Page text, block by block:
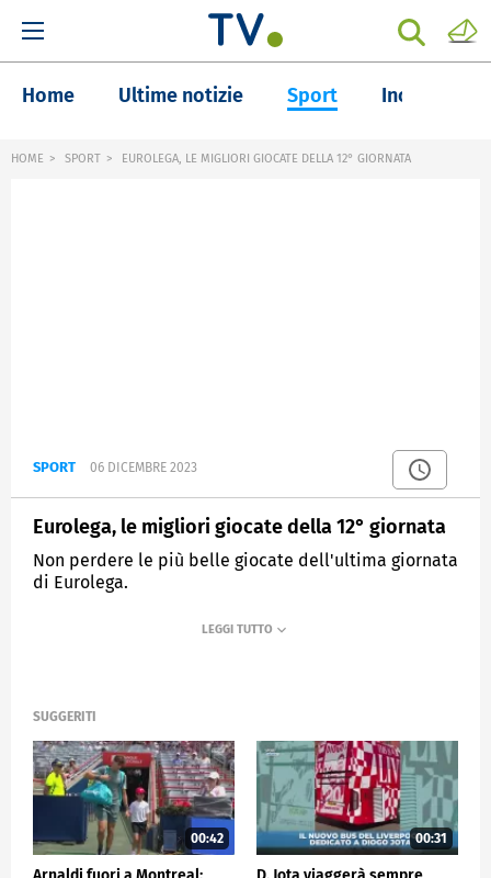
Home Ultime notizie Sport Inchieste
HOME SPORT EUROLEGA, LE MIGLIORI GIOCATE DELLA 12° GIORNATA
SPORT 06 DICEMBRE 2023
Eurolega, le migliori giocate della 12° giornata
Non perdere le più belle giocate dell'ultima giornata
di Eurolega.
SPORTMEDIASET
SUGGERITI
00:42 00:31